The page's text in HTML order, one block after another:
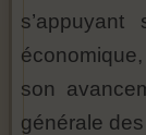
son
générale